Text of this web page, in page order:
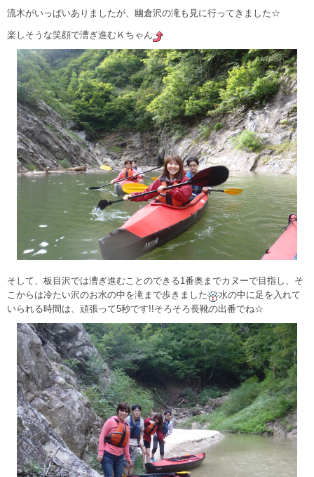
流木がいっぱいありましたが、幽倉沢の滝も見に行ってきました☆
楽しそうな笑顔で漕ぎ進むＫちゃん
そして、板目沢では漕ぎ進むことのできる1番奥までカヌーで目指し、そ
こからは冷たい沢のお水の中を滝まで歩きました
水の中に足を入れて
いられる時間は、頑張って5秒です!!そろそろ長靴の出番でね☆